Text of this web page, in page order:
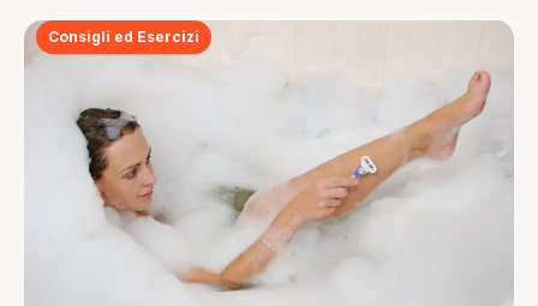
Consigli ed Esercizi